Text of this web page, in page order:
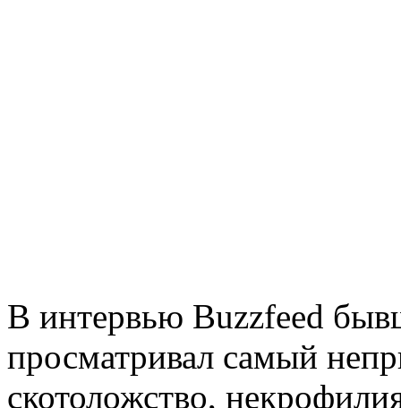
В интервью Buzzfeed
просматривал самый
скотоложство,